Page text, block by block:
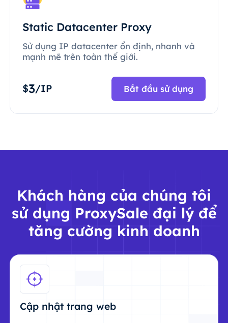
Static Datacenter Proxy
Sử dụng IP datacenter ổn định, nhanh và
mạnh mẽ trên toàn thế giới.
$3/IP Bắt đầu sử dụng
Khách hàng của chúng tôi
sử dụng ProxySale đại lý để
tăng cường kinh doanh
Cập nhật trang web